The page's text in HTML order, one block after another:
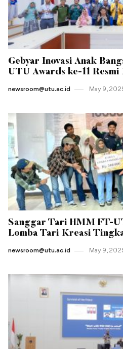
Gebyar Inovasi Anak
UTU Awards ke-11
newsroom@utu.ac.id May 9 ,
Sanggar Tari HMM FT-
Lomba Tari Kreasi
newsroom@utu.ac.id May 9 ,